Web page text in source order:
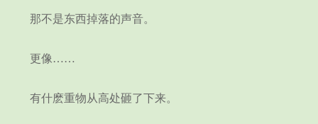
那不是东西掉落的声音。
更像……
有什麽重物从高处砸了下来。